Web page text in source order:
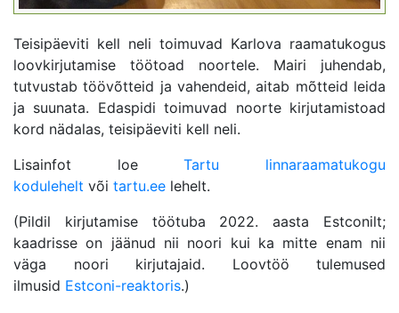
Teisipäeviti kell neli toimuvad Karlova raamatukogus
loovkirjutamise töötoad noortele. Mairi juhendab,
tutvustab töövõtteid ja vahendeid, aitab mõtteid leida
ja suunata. Edaspidi toimuvad noorte kirjutamistoad
kord nädalas, teisipäeviti kell neli.
Lisainfot loeTartu linnaraamatukogu
kodulehelt või tartu.ee lehelt.
(Pildil kirjutamise töötuba 2022. aasta Estconilt;
kaadrisse on jäänud nii noori kui ka mitte enam nii
väga noori kirjutajaid. Loovtöö tulemused
ilmusid Estconi-reaktoris.)